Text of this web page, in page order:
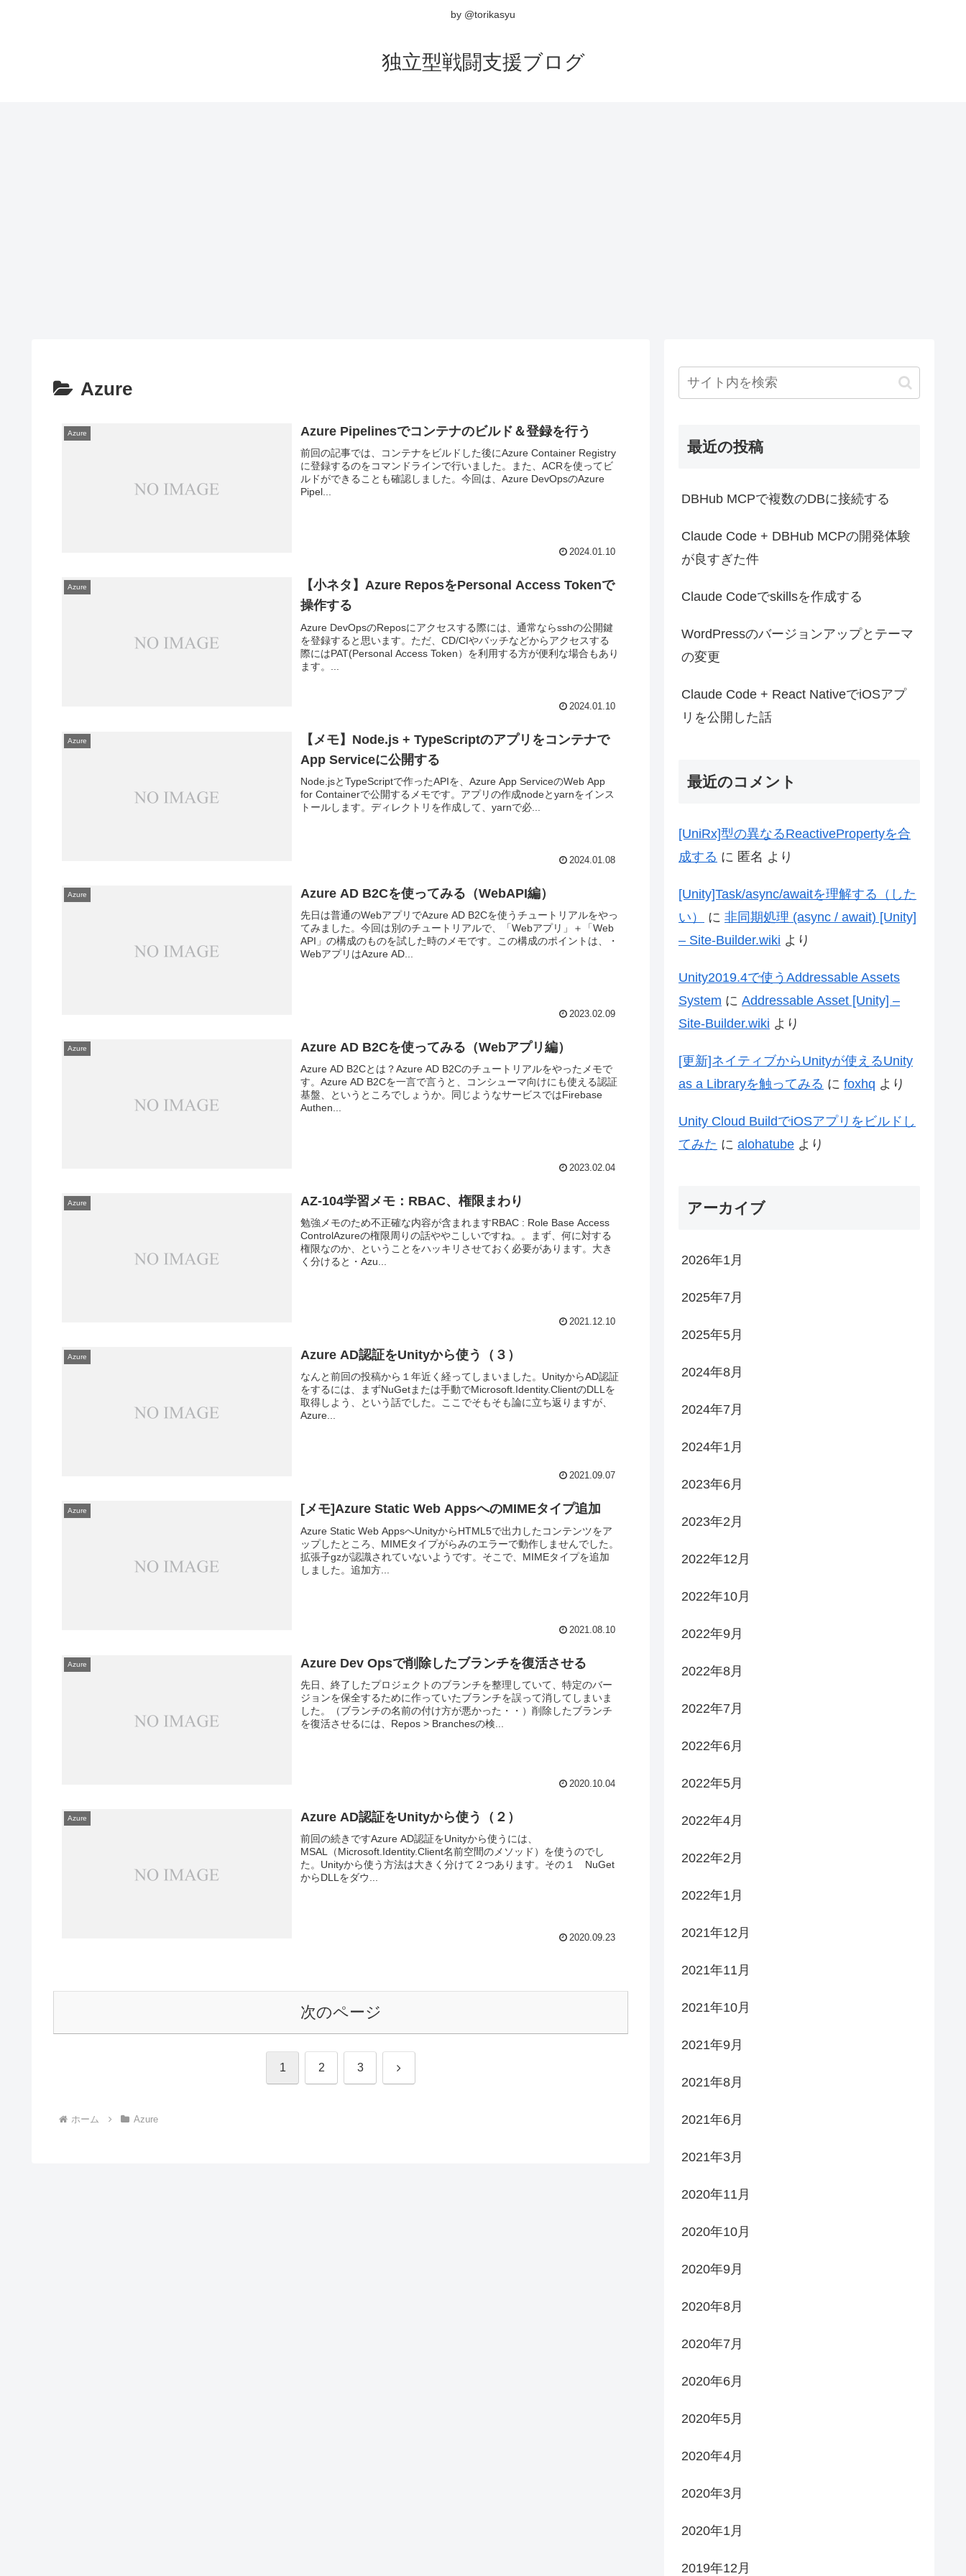
by @torikasyu
独立型戦闘支援ブログ
Azure
Azure Azure Pipelinesでコンテナのビルド＆登録を行う
前回の記事では、コンテナをビルドした後にAzure Container Registry
に登録するのをコマンドラインで行いました。また、ACRを使ってビ
ルドができることも確認しました。今回は、Azure DevOpsのAzure
Pipel...
2024.01.10
Azure
【小ネタ】Azure ReposをPersonal Access Tokenで
操作する
Azure DevOpsのReposにアクセスする際には、通常ならsshの公開鍵
を登録すると思います。ただ、CD/CIやバッチなどからアクセスする
際にはPAT(Personal Access Token）を利用する方が便利な場合もあり
ます。...
2024.01.10
Azure
【メモ】Node.js + TypeScriptのアプリをコンテナで
App Serviceに公開する
Node.jsとTypeScriptで作ったAPIを、Azure App ServiceのWeb App
for Containerで公開するメモです。アプリの作成nodeとyarnをインス
トールします。ディレクトリを作成して、yarnで必...
2024.01.08
Azure Azure AD B2Cを使ってみる（WebAPI編）
先日は普通のWebアプリでAzure AD B2Cを使うチュートリアルをやっ
てみました。今回は別のチュートリアルで、「Webアプリ」＋「Web
API」の構成のものを試した時のメモです。この構成のポイントは、・
WebアプリはAzure AD...
2023.02.09
Azure Azure AD B2Cを使ってみる（Webアプリ編）
Azure AD B2Cとは？Azure AD B2Cのチュートリアルをやったメモで
す。Azure AD B2Cを一言で言うと、コンシューマ向けにも使える認証
基盤、というところでしょうか。同じようなサービスではFirebase
Authen...
2023.02.04
Azure AZ-104学習メモ：RBAC、権限まわり
勉強メモのため不正確な内容が含まれますRBAC : Role Base Access
ControlAzureの権限周りの話ややこしいですね。。まず、何に対する
権限なのか、ということをハッキリさせておく必要があります。大き
く分けると・Azu...
2021.12.10
Azure Azure AD認証をUnityから使う（３）
なんと前回の投稿から１年近く経ってしまいました。UnityからAD認証
をするには、まずNuGetまたは手動でMicrosoft.Identity.ClientのDLLを
取得しよう、という話でした。ここでそもそも論に立ち返りますが、
Azure...
2021.09.07
Azure [メモ]Azure Static Web AppsへのMIMEタイプ追加
Azure Static Web AppsへUnityからHTML5で出力したコンテンツをア
ップしたところ、MIMEタイプがらみのエラーで動作しませんでした。
拡張子gzが認識されていないようです。そこで、MIMEタイプを追加
しました。追加方...
2021.08.10
Azure Azure Dev Opsで削除したブランチを復活させる
先日、終了したプロジェクトのブランチを整理していて、特定のバー
ジョンを保全するために作っていたブランチを誤って消してしまいま
した。（ブランチの名前の付け方が悪かった・・）削除したブランチ
を復活させるには、Repos > Branchesの検...
2020.10.04
Azure Azure AD認証をUnityから使う（２）
前回の続きですAzure AD認証をUnityから使うには、
MSAL（Microsoft.Identity.Client名前空間のメソッド）を使うのでし
た。Unityから使う方法は大きく分けて２つあります。その１ NuGet
からDLLをダウ...
2020.09.23
次のページ
1 2 3 次
ホーム Azure
最近の投稿
DBHub MCPで複数のDBに接続する
Claude Code + DBHub MCPの開発体験
が良すぎた件
Claude Codeでskillsを作成する
WordPressのバージョンアップとテーマ
の変更
Claude Code + React NativeでiOSアプ
リを公開した話
最近のコメント
[UniRx]型の異なるReactivePropertyを合
成する に 匿名 より
[Unity]Task/async/awaitを理解する（した
い）
に 非同期処理 (async / await) [Unity]
– Site-Builder.wiki より
Unity2019.4で使うAddressable Assets
System に Addressable Asset [Unity] –
Site-Builder.wiki より
[更新]ネイティブからUnityが使えるUnity
as a Libraryを触ってみる に foxhq より
Unity Cloud BuildでiOSアプリをビルドし
てみた に alohatube より
アーカイブ
2026年1月
2025年7月
2025年5月
2024年8月
2024年7月
2024年1月
2023年6月
2023年2月
2022年12月
2022年10月
2022年9月
2022年8月
2022年7月
2022年6月
2022年5月
2022年4月
2022年2月
2022年1月
2021年12月
2021年11月
2021年10月
2021年9月
2021年8月
2021年6月
2021年3月
2020年11月
2020年10月
2020年9月
2020年8月
2020年7月
2020年6月
2020年5月
2020年4月
2020年3月
2020年1月
2019年12月